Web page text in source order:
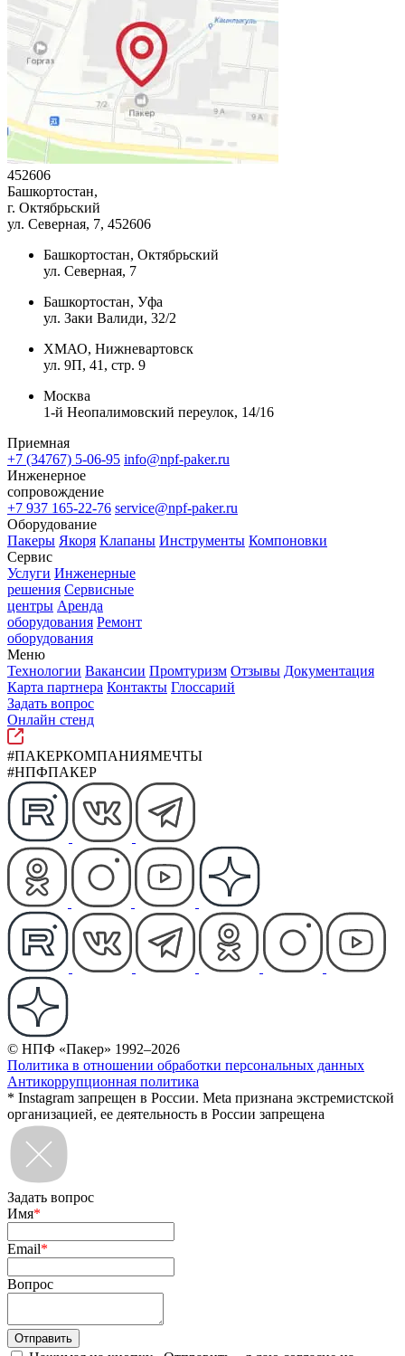
452606
Башкортостан,
г. Октябрьский
ул. Северная, 7, 452606
Башкортостан, Октябрьский
ул. Северная, 7
Башкортостан, Уфа
ул. Заки Валиди, 32/2
ХМАО, Нижневартовск
ул. 9П, 41, стр. 9
Москва
1-й Неопалимовский переулок, 14/16
Приемная
+7 (34767) 5-06-95 info@npf-paker.ru
Инженерное
сопровождение
+7 937 165-22-76 service@npf-paker.ru
Оборудование
Пакеры Якоря Клапаны Инструменты Компоновки
Сервис
Услуги Инженерные
решения Сервисные
центры Аренда
оборудования Ремонт
оборудования
Меню
Технологии Вакансии Промтуризм Отзывы Документация
Карта партнера Контакты Глоссарий
Задать вопрос
Онлайн стенд
#ПАКЕРКОМПАНИЯМЕЧТЫ
#НПФПАКЕР
© НПФ «Пакер» 1992–2026
Политика в отношении обработки персональных данных
Антикоррупционная политика
* Instagram запрещен в России. Meta признана экстремистской
организацией, ее деятельность в России запрещена
Задать вопрос
Имя*
Email*
Вопрос